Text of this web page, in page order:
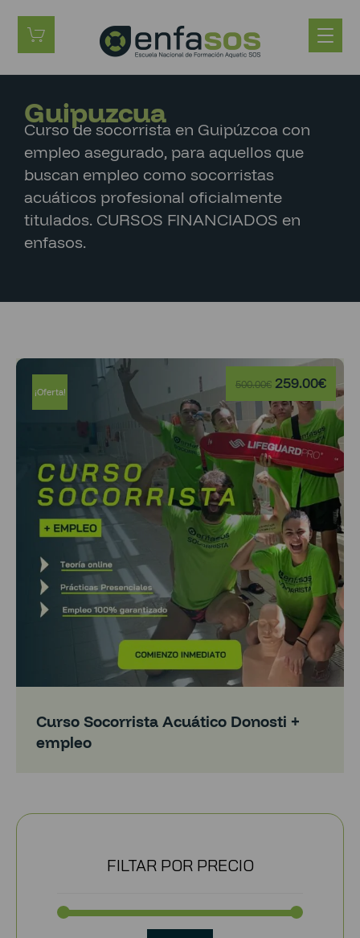
Guipuzcua
Curso de socorrista en Guipúzcoa con
empleo asegurado, para aquellos que
buscan empleo como socorristas
acuáticos profesional oficialmente
titulados. CURSOS FINANCIADOS en
enfasos.
Curso Socorrista Acuático Donosti +
empleo
500.00€ 259.00€
¡Oferta!
FILTAR POR PRECIO